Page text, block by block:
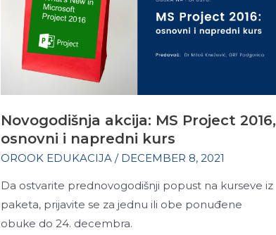
Novogodišnja akcija: MS Project 2016,
osnovni i napredni kurs
OROOK EDUKACIJA / DECEMBER 8, 2021
Da ostvarite prednovogodišnji popust na kurseve iz
paketa, prijavite se za jednu ili obe ponuđene
obuke do 24. decembra.